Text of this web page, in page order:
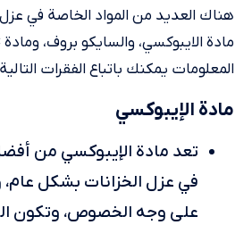
هناك العديد من المواد الخاصة في
المعلومات يمكنك باتباع الفقرات
مادة الإيبوكسي
تعد مادة الإيبوكسي من
في عزل الخزانات بشكل عام،
على وجه الخصوص، وتكون